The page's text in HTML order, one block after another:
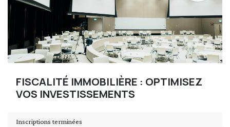
FISCALITÉ IMMOBILIÈRE : OPTIMISEZ
VOS INVESTISSEMENTS
Inscriptions terminées